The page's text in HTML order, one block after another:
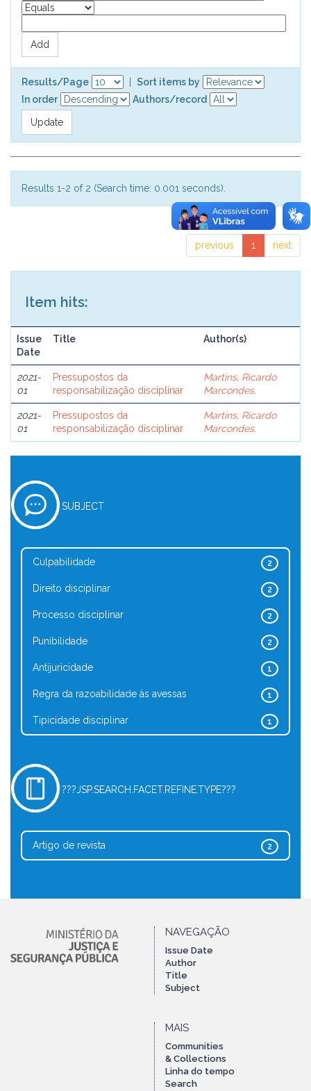
Results/Page
Sort items by
In order
Authors/record
Results 1-2 of 2 (Search time: 0.001 seconds).
previous 1 next
Item hits:
Issue
Date
Title Author(s)
2021-
01
Pressupostos da
responsabilização disciplinar
Martins, Ricardo
Marcondes.
2021-
01
Pressupostos da
responsabilização disciplinar
Martins, Ricardo
Marcondes.
SUBJECT
2
Culpabilidade
2
Direito disciplinar
2
Processo disciplinar
2
Punibilidade
1
Antijuricidade
1
Regra da razoabilidade às avessas
1
Tipicidade disciplinar
???JSP.SEARCH.FACET.REFINE.TYPE???
2
Artigo de revista
NAVEGAÇÃO
Issue Date
Author
Title
Subject
MAIS
Communities
& Collections
Linha do tempo
Search